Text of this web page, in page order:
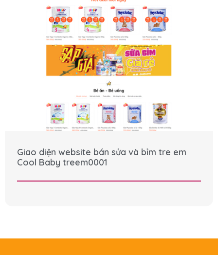
Giao diện website bán sửa và bỉm tre em
Cool Baby treem0001